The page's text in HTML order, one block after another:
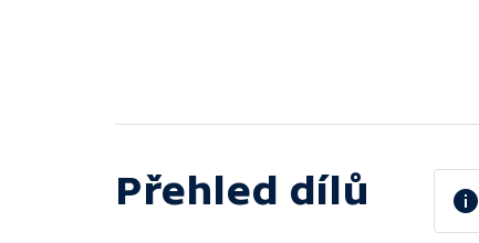
Přehled dílů